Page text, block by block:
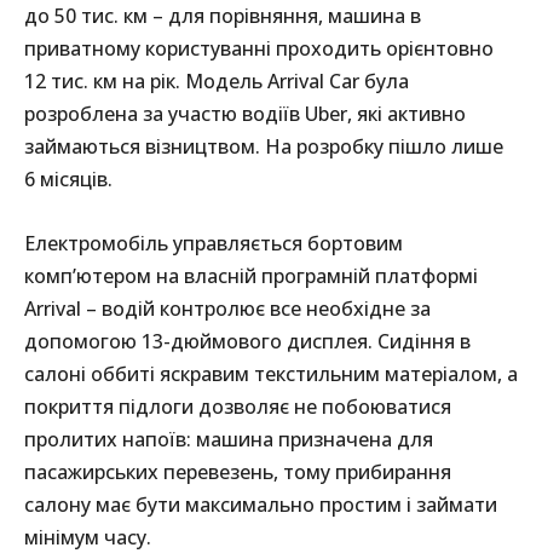
до 50 тис. км – для порівняння, машина в
приватному користуванні проходить орієнтовно
12 тис. км на рік. Модель Arrival Car була
розроблена за участю водіїв Uber, які активно
займаються візництвом. На розробку пішло лише
6 місяців.
Електромобіль управляється бортовим
комп’ютером на власній програмній платформі
Arrival – водій контролює все необхідне за
допомогою 13-дюймового дисплея. Сидіння в
салоні оббиті яскравим текстильним матеріалом, а
покриття підлоги дозволяє не побоюватися
пролитих напоїв: машина призначена для
пасажирських перевезень, тому прибирання
салону має бути максимально простим і займати
мінімум часу.